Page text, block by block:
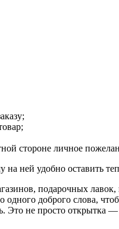
стороне личное
на ней удобно оставить
подарочных
доброго слова,
Это не просто